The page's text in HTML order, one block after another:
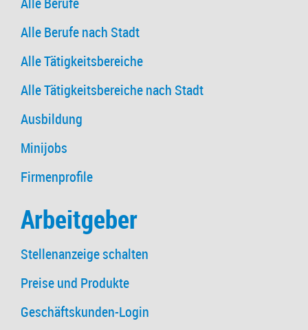
Alle Berufe nach Stadt
Alle Tätigkeitsbereiche
Alle Tätigkeitsbereiche nach Stadt
Ausbildung
Minijobs
Firmenprofile
Arbeitgeber
Stellenanzeige schalten
Preise und Produkte
Geschäftskunden-Login